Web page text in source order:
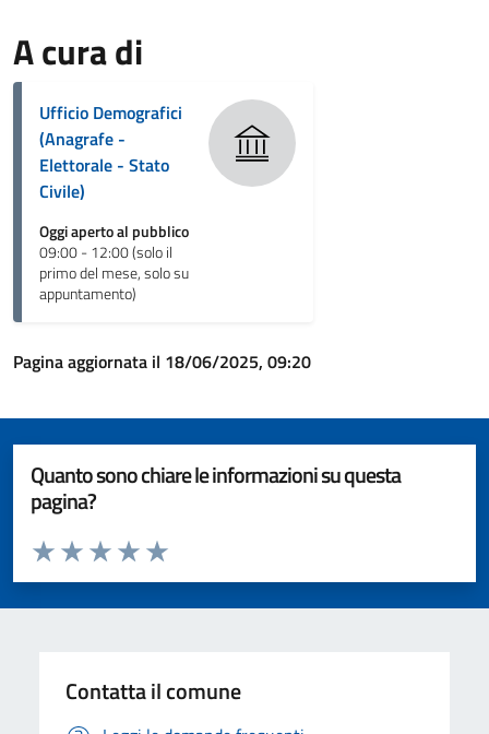
A cura di
Ufficio Demografici
(Anagrafe -
Elettorale - Stato
Civile)
Oggi aperto al pubblico
09:00 - 12:00 (solo il
primo del mese, solo su
appuntamento)
Pagina aggiornata il 18/06/2025, 09:20
Quanto sono chiare le informazioni su questa
pagina?
Valuta da 1 a 5 stelle la pagina
Valuta 5 stelle su 5
Valuta 4 stelle su 5
Valuta 3 stelle su 5
Valuta 2 stelle su 5
Valuta 1 stelle su 5
Contatta il comune